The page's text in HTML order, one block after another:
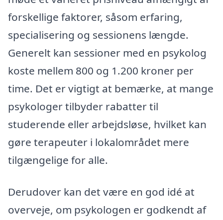
forskellige faktorer, såsom erfaring,
specialisering og sessionens længde.
Generelt kan sessioner med en psykolog
koste mellem 800 og 1.200 kroner per
time. Det er vigtigt at bemærke, at mange
psykologer tilbyder rabatter til
studerende eller arbejdsløse, hvilket kan
gøre terapeuter i lokalområdet mere
tilgængelige for alle.
Derudover kan det være en god idé at
overveje, om psykologen er godkendt af